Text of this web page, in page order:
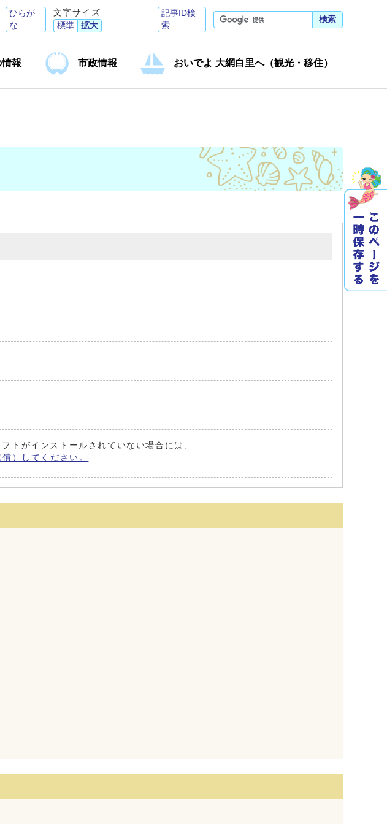
ひらが
な
文字サイズ
標準
拡大
記事ID検
索
検索
報 市政情報 おいでよ 大網白里へ（観光・移住）
がインストールされていない場合には、
）してください。